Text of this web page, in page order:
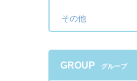
その他
GROUP グループ